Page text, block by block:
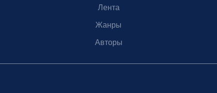
Лента
Жанры
Авторы